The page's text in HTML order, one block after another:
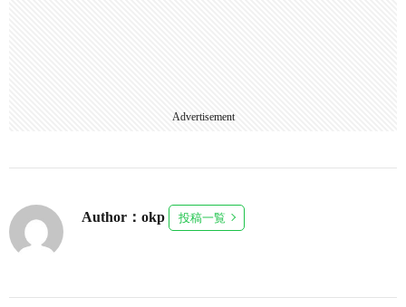
Advertisement
Author：okp 投稿一覧